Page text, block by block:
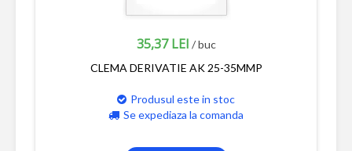
35,37 LEI / buc
CLEMA DERIVATIE AK 25-35MMP
Produsul este in stoc
Se expediaza la comanda